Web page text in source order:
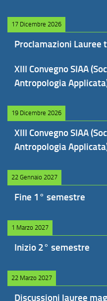
17 Dicembre 2026
Proclamazioni Lauree
XIII Convegno SIAA
Antropologia
19 Dicembre 2026
XIII Convegno SIAA
Antropologia
22 Gennaio 2027
Fine 1° semestre
1 Marzo 2027
Inizio 2° semestre
22 Marzo 2027
Discussioni lauree